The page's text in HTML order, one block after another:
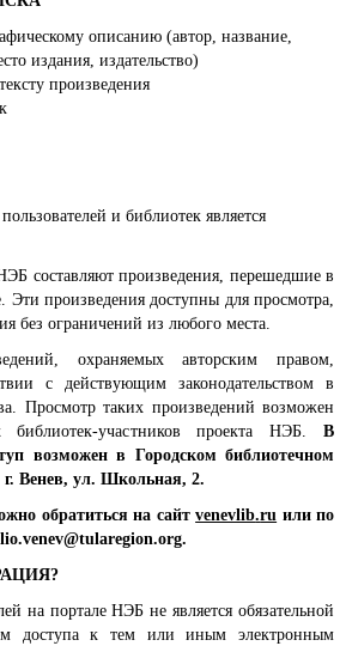
описанию (автор, название,
издания, издательство)
произведения
и библиотек является
составляют произведения, перешедшие в
Эти произведения доступны для просмотра,
без ограничений из любого места.
охраняемых авторским правом,
с действующим законодательством в
Просмотр таких произведений возможен
участников проекта НЭБ. В
возможен в Городском библиотечном
Венев, ул. Школьная, 2.
обратиться на сайтvenevlib.ru или по
на портале НЭБ не является обязательной
доступа к тем или иным электронным